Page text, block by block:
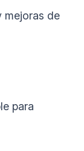
mejoras de
para